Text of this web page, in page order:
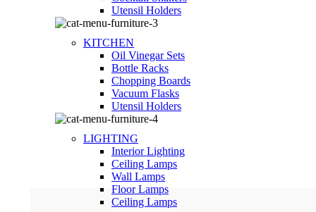
Utensil Holders
KITCHEN
Oil Vinegar Sets
Bottle Racks
Chopping Boards
Vacuum Flasks
Utensil Holders
LIGHTING
Interior Lighting
Ceiling Lamps
Wall Lamps
Floor Lamps
Ceiling Lamps